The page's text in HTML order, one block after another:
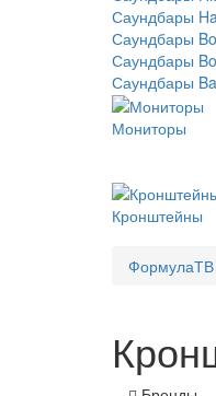
Саундбары
Саундбары
Саундбары
Саундбары
Мониторы
Кронштейны
ФормулаТВ